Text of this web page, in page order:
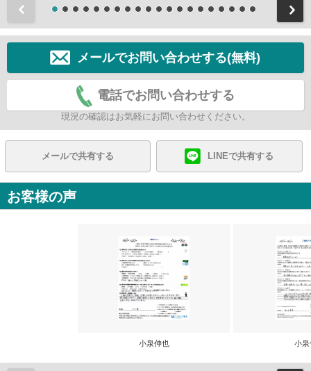
メールでお問い合わせする(無料)
電話でお問い合わせする
現況の確認はお気軽にお問い合わせください。
メールで共有する LINEで共有する
お客様の声
小泉伸也 小泉